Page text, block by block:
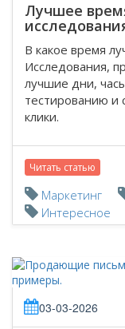
Лучшее
В какое время
Исследования,
лучшие дни,
тестированию и
клики.
Читать статью
Маркетинг
Интересное
03-03-2026